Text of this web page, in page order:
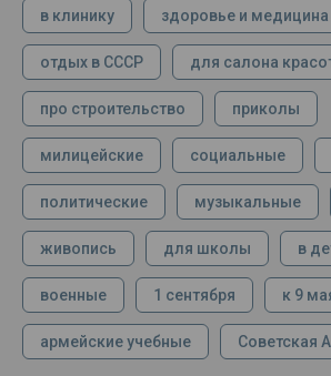
в клинику здоровье и медицина
отдых в СССР для салона
про строительство приколы
милицейские социальные
политические музыкальные
живопись для школы в
военные 1 сентября к 9
армейские учебные Советская